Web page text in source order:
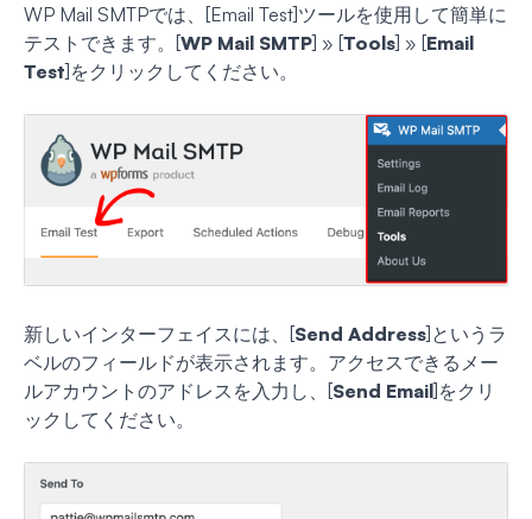
WP Mail SMTPでは、[Email Test]ツールを使用して簡単に
テストできます。[WP Mail SMTP] » [Tools] » [Email
Test]をクリックしてください。
新しいインターフェイスには、[Send Address]というラ
ベルのフィールドが表示されます。アクセスできるメー
ルアカウントのアドレスを入力し、[Send Email]をクリ
ックしてください。